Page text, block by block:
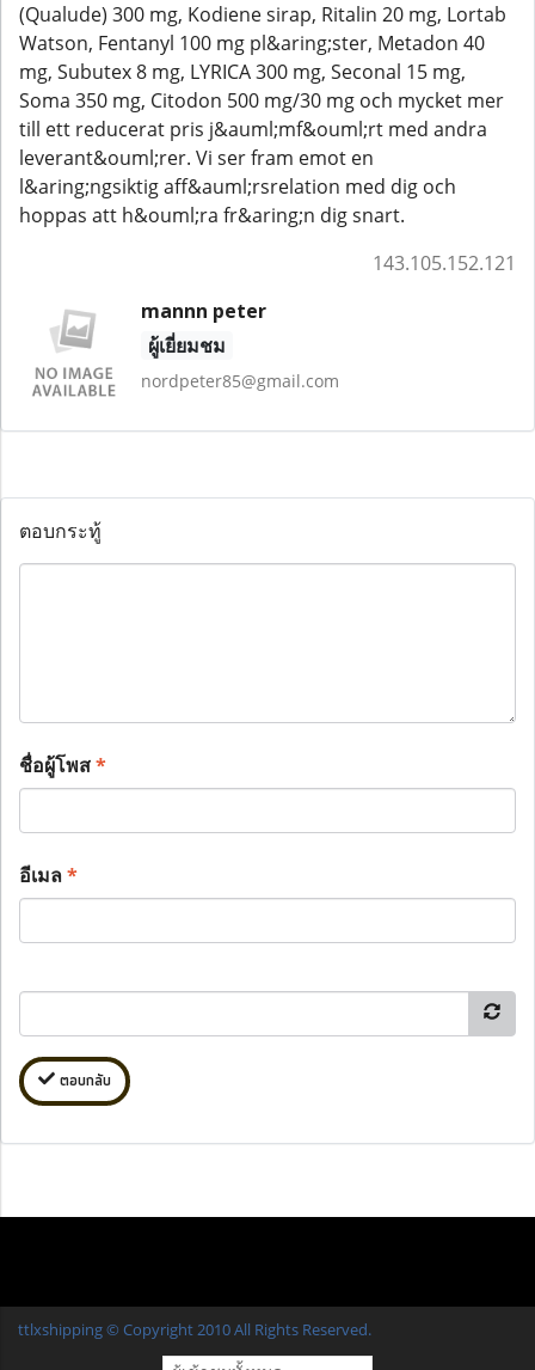
(Qualude) 300 mg, Kodiene sirap, Ritalin 20 mg, Lortab
Watson, Fentanyl 100 mg pl&aring;ster, Metadon 40
mg, Subutex 8 mg, LYRICA 300 mg, Seconal 15 mg,
Soma 350 mg, Citodon 500 mg/30 mg och mycket mer
till ett reducerat pris j&auml;mf&ouml;rt med andra
leverant&ouml;rer. Vi ser fram emot en
l&aring;ngsiktig aff&auml;rsrelation med dig och
hoppas att h&ouml;ra fr&aring;n dig snart.
143.105.152.121
mannn peter
ผู้เยี่ยมชม
nordpeter85@gmail.com
ตอบกระทู้
ชื่อผู้โพส*
อีเมล*
ตอบกลับ
ttlxshipping © Copyright 2010 All Rights Reserved.